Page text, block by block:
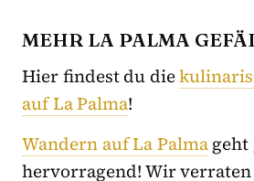
MEHR LA PALMA
Hier findest du die
auf La Palma!
Wandern auf La Palmageht
hervorragend! Wir verraten